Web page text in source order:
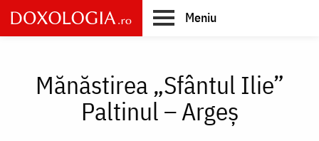
Skip
to
main
Meniu
Mănăstirea „Sfântul Ilie”
Paltinul – Argeș